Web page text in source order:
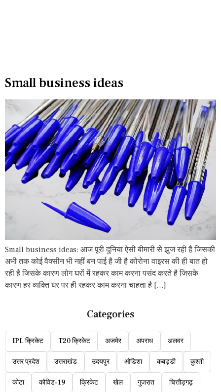
Small business ideas
Small business ideas: आज पूरी दुनिया ऐसी बीमारी से झुज रही है जिसकी
अभी तक कोई वैक्सीन भी नहीं बन पाई है जी है कोरोना वाइरस की ही बात हो
रही है जिसके कारण लोग घरों में रहकर काम करना पसंद करते है जिसके
कारण हर व्यक्ति घर पर ही रहकर काम करना चाहता है […]
Categories
IPL क्रिकेट T20 क्रिकेट अजमेर अपराध अलवर
उत्तर प्रदेश उत्तराखंड उदयपुर ओडिशा कबड्डी कुश्ती
कोटा कोविड-19 क्रिकेट खेल गुजरात चित्तौड़गढ़